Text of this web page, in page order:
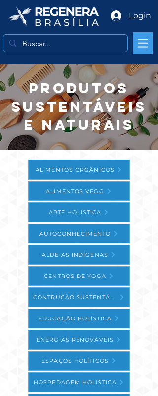
Login
PRODUTOS
SUSTENTÁVEIS
E naturais
ALIMENTOS ORGÂNICOS
ALIMENTOS VEGG
ARTE HOLÍSTICA
AUTOCONHECIMENTO
ALDEIAS INDÍGENAS
CENTROS DE YOGA
CONTRUÇÃO SUSTENTÁVEL
EDUCAÇÃO HOLÍSTICA
ENERGIAS RENOVÁVEIS
ESPAÇOS HOLÍTICOS
HOSPEDAGEM HOLÍSTICA